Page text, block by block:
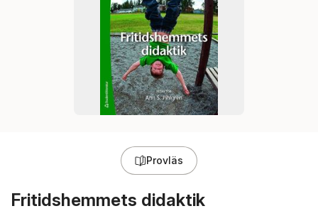
Provläs
Fritidshemmets didaktik